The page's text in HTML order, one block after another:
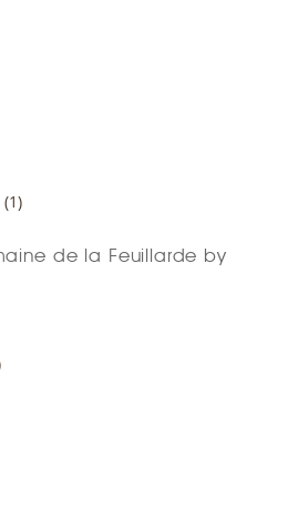
(1)
de la Feuillarde by